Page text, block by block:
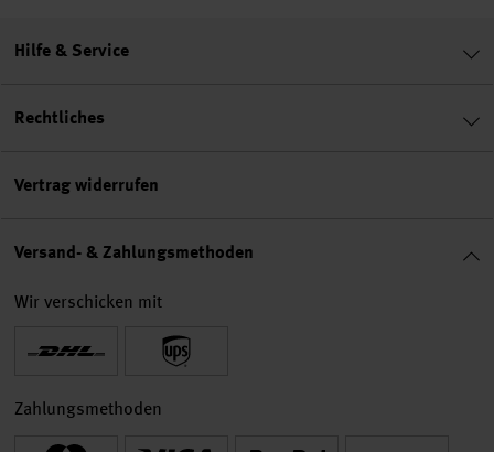
Hilfe & Service
Rechtliches
Vertrag widerrufen
Versand- & Zahlungsmethoden
Wir verschicken mit
Zahlungsmethoden